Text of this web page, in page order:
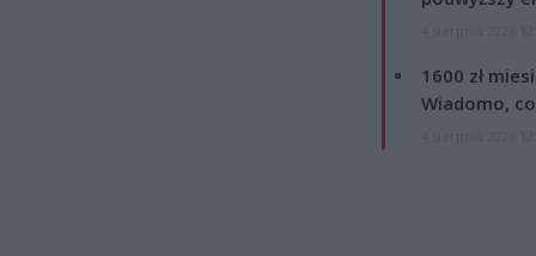
1600 zł
Wiadomo,